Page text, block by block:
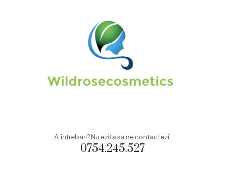
0754.245.527
Ai intrebari? Nu ezita sa ne contactezi!